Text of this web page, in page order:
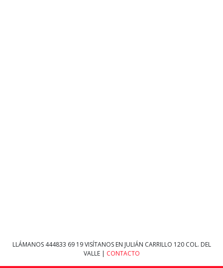
LLÁMANOS 444833 69 19VISÍTANOS EN JULIÁN CARRILLO 120 COL. DEL
VALLE | CONTACTO